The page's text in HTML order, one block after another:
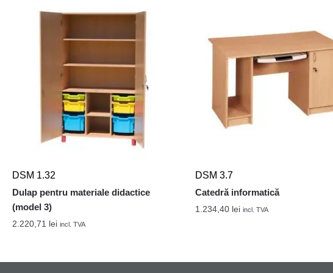
DSM 1.32
Dulap pentru materiale didactice
(model 3)
2.220,71 lei incl. TVA
DSM 3.7
Catedră informatică
1.234,40 lei incl. TVA